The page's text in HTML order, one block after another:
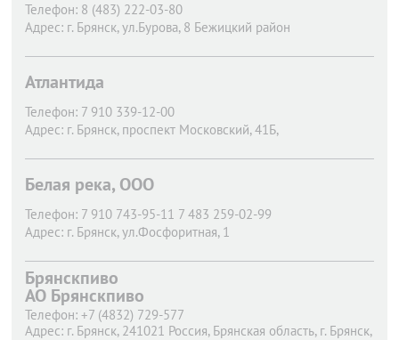
Телефон: 8 (483) 222-03-80
Адрес: г. Брянск, ул.Бурова, 8 Бежицкий район
Атлантида
Телефон: 7 910 339-12-00
Адрес: г. Брянск, проспект Московский, 41Б,
Белая река, ООО
Телефон: 7 910 743-95-11 7 483 259-02-99
Адрес: г. Брянск, ул.Фосфоритная, 1
Брянскпиво
АО Брянскпиво
Телефон: +7 (4832) 729-577
Адрес: г. Брянск, 241021 Россия, Брянская область, г. Брянск,